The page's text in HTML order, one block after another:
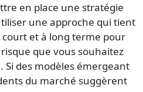
en place une stratégie
une approche qui tient
et à long terme pour
que vous souhaitez
Si des modèles émergeant
du marché suggèrent